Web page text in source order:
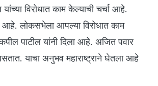
विरोधात काम केल्याची चर्चा आहे.
आहे. लोकसभेला आपल्या विरोधात काम
पाटील यांनी दिला आहे. अजित पवार
याचा अनुभव महाराष्ट्राने घेतला आहे